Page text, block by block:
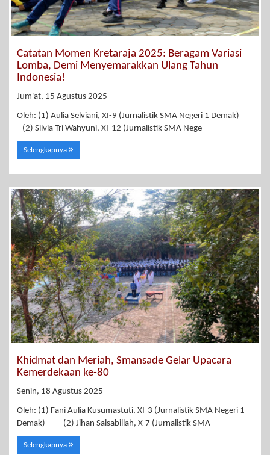
Catatan Momen Kretaraja 2025: Beragam Variasi
Lomba, Demi Menyemarakkan Ulang Tahun
Indonesia!
Jum'at, 15 Agustus 2025
Oleh: (1) Aulia Selviani, XI-9 (Jurnalistik SMA Negeri 1 Demak)
(2) Silvia Tri Wahyuni, XI-12 (Jurnalistik SMA Nege
Selengkapnya
Khidmat dan Meriah, Smansade Gelar Upacara
Kemerdekaan ke-80
Senin, 18 Agustus 2025
Oleh: (1) Fani Aulia Kusumastuti, XI-3 (Jurnalistik SMA Negeri 1
Demak) (2) Jihan Salsabillah, X-7 (Jurnalistik SMA
Selengkapnya